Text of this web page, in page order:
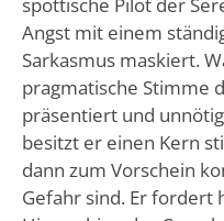
Angst mit einem
Sarkasmus maskiert.
pragmatische Stimme
präsentiert und
besitzt er einen Kern
dann zum Vorschein
Gefahr sind. Er fordert